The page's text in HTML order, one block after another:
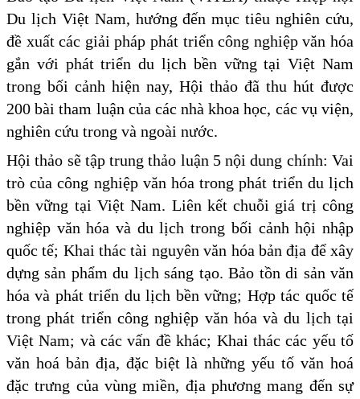
Du lịch Việt Nam, hướng đến mục tiêu nghiên cứu,
đề xuất các giải pháp phát triển công nghiệp văn hóa
gắn với phát triển du lịch bền vững tại Việt Nam
trong bối cảnh hiện nay, Hội thảo đã thu hút được
200 bài tham luận của các nhà khoa học, các vụ viện,
nghiên cứu trong và ngoài nước.
Hội thảo sẽ tập trung thảo luận 5 nội dung chính: Vai
trò của công nghiệp văn hóa trong phát triển du lịch
bền vững tại Việt Nam. Liên kết chuỗi giá trị công
nghiệp văn hóa và du lịch trong bối cảnh hội nhập
quốc tế; Khai thác tài nguyên văn hóa bản địa để xây
dựng sản phẩm du lịch sáng tạo. Bảo tồn di sản văn
hóa và phát triển du lịch bền vững; Hợp tác quốc tế
trong phát triển công nghiệp văn hóa và du lịch tại
Việt Nam; và các vấn đề khác; Khai thác các yếu tố
văn hoá bản địa, đặc biệt là những yếu tố văn hoá
đặc trưng của vùng miền, địa phương mang đến sự